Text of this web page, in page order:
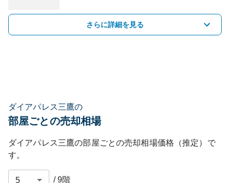
さらに詳細を見る
ダイアパレス三鷹の
部屋ごとの売却相場
ダイアパレス三鷹の部屋ごとの売却相場価格（推定）で
す。
/9階